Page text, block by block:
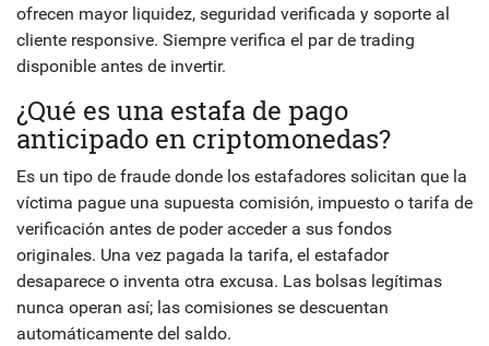
ofrecen mayor liquidez, seguridad verificada y soporte al
cliente responsive. Siempre verifica el par de trading
disponible antes de invertir.
¿Qué es una estafa de pago
anticipado en criptomonedas?
Es un tipo de fraude donde los estafadores solicitan que la
víctima pague una supuesta comisión, impuesto o tarifa de
verificación antes de poder acceder a sus fondos
originales. Una vez pagada la tarifa, el estafador
desaparece o inventa otra excusa. Las bolsas legítimas
nunca operan así; las comisiones se descuentan
automáticamente del saldo.